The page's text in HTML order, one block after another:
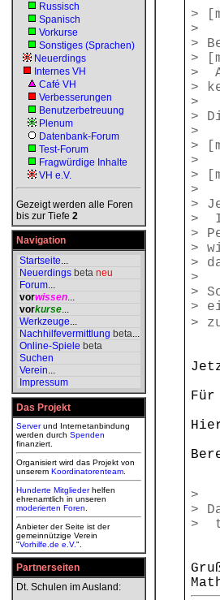
Russisch
Spanisch
Vorkurse
Sonstiges (Sprachen)
Neuerdings
Internes VH
Café VH
Verbesserungen
Benutzerbetreuung
Plenum
Datenbank-Forum
Test-Forum
Fragwürdige Inhalte
VH e.V.
Gezeigt werden alle Foren
bis zur Tiefe 2
Navigation
Startseite...
Neuerdings beta neu
Forum...
vorwissen...
vorkurse...
Werkzeuge...
Nachhilfevermittlung beta...
Online-Spiele beta
Suchen
Verein...
Impressum
Das Projekt
Serverund Internetanbindung
werden durch Spenden
finanziert.
Organisiert wird das Projekt von
unserem Koordinatorenteam
Hunderte Mitgliederhelfen
ehrenamtlich in unseren
moderierten Foren
Anbieter der Seite ist der
gemeinnützige Verein
"Vorhilfe.de e.V.".
Partnerseiten
Dt. Schulen im Ausland:
>
>
>
>
>
>
>
>
>
>
>
>
>
>
>
>
>
>
>
>
>
>
>
>
>